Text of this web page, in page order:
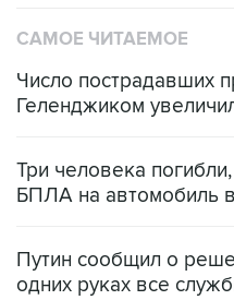
САМОЕ ЧИТАЕМОЕ
Число пострадавших
Геленджиком
Три человека
БПЛА на автомобиль
Путин сообщил о
одних руках все